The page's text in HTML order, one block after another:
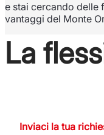
e stai cercando delle
vantaggi del Monte
La
Inviaci la tua